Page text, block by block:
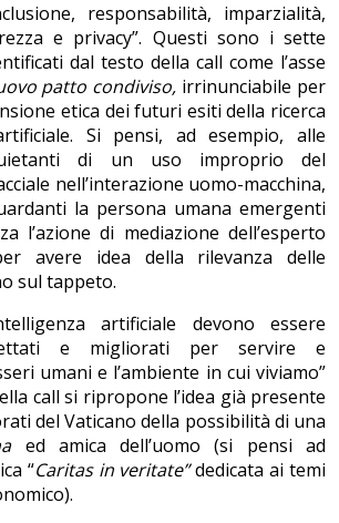
responsabilità, imparzialità,
e privacy”. Questi sono i sette
dal testo della call come l’asse
patto condiviso, irrinunciabile per
etica dei futuri esiti della ricerca
Si pensi, ad esempio, alle
di un uso improprio del
nell’interazione uomo-macchina,
la persona umana emergenti
l’azione di mediazione dell’esperto
avere idea della rilevanza delle
sul tappeto.
artificiale devono essere
e migliorati per servire e
umani e l’ambiente in cui viviamo”
call si ripropone l’idea già presente
del Vaticano della possibilità di una
ed amica dell’uomo (si pensi ad
“Caritas in veritate”dedicata ai temi